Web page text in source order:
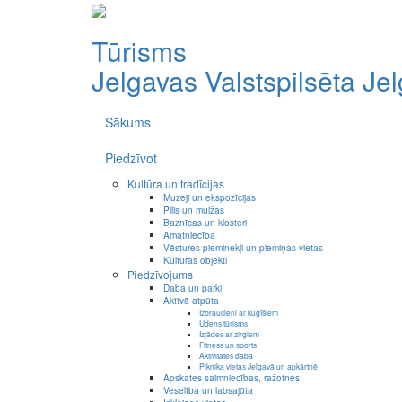
Tūrisms
Jelgavas Valstspilsēta
Sākums
Piedzīvot
Kultūra un tradīcijas
Muzeji un ekspozīcijas
Pilis un muižas
Baznīcas un klosteri
Amatniecība
Vēstures pieminekļi un piemiņas vietas
Kultūras objekti
Piedzīvojums
Daba un parki
Aktīvā atpūta
Izbraucieni ar kuģīšiem
Ūdens tūrisms
Izjādes ar zirgiem
Fitness un sports
Aktivitātes dabā
Piknika vietas Jelgavā un apkārtnē
Apskates saimniecības, ražotnes
Veselība un labsajūta